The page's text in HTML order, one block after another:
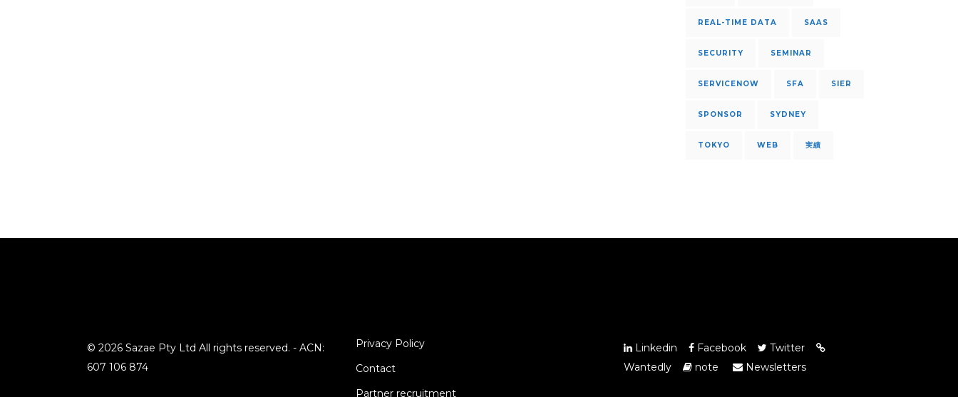
REAL-TIME DATA SAAS
SECURITY SEMINAR
SERVICENOW SFA SIER
SPONSOR SYDNEY
TOKYO WEB 実績
© 2026 Sazae Pty Ltd All rights reserved. - ACN:
607 106 874
Privacy Policy
Contact
Partner recruitment
Linkedin Facebook
Twitter
Wantedly
note Newsletters